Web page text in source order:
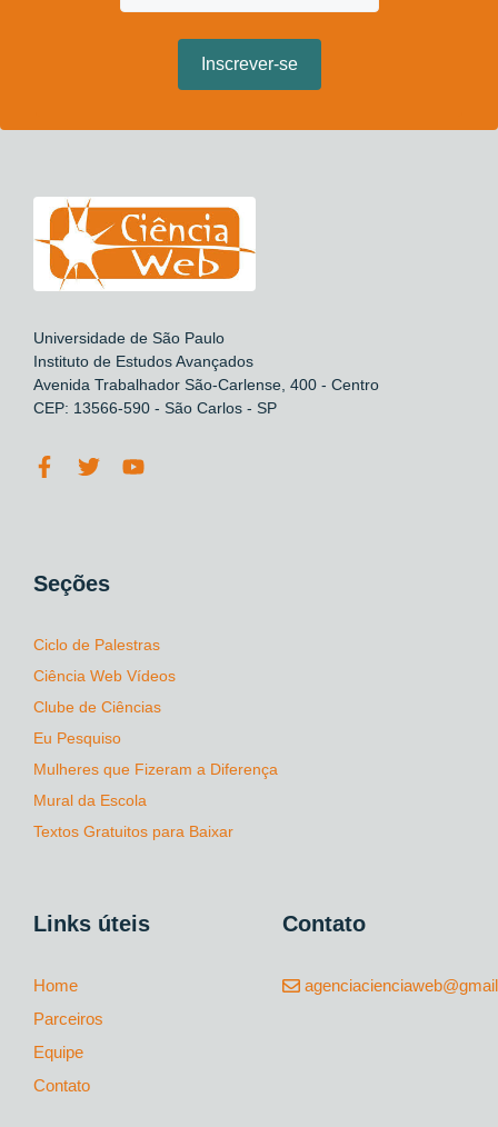
Universidade de São Paulo
Instituto de Estudos Avançados
Avenida Trabalhador São-Carlense, 400 - Centro
CEP: 13566-590 - São Carlos - SP
Seções
Ciclo de Palestras
Ciência Web Vídeos
Clube de Ciências
Eu Pesquiso
Mulheres que Fizeram a Diferença
Mural da Escola
Textos Gratuitos para Baixar
Links úteis
Home
Parceiros
Equipe
Contato
Contato